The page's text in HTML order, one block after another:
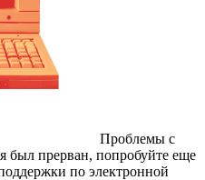
Проблемы с
был прерван, попробуйте еще
по электронной